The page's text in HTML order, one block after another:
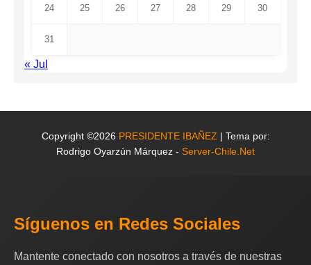
24 25 26 27 28 29 30
31
« Jul
Copyright ©2026 PRESIDENTE IBAÑEZ | Tema por:
Rodrigo Oyarzún Márquez - Server-Chile.Net
Síguenos en Redes Sociales
Mantente conectado con nosotros a través de nuestras